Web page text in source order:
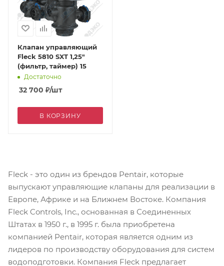
Клапан управляющий
Fleck 5810 SXT 1,25"
(фильтр, таймер) 15
Достаточно
32 700 ₽/шт
В КОРЗИНУ
Fleck - это один из брендов Pentair, которые
выпускают управляющие клапаны для реализации в
Европе, Африке и на Ближнем Востоке. Компания
Fleck Controls, Inc., основанная в Соединенных
Штатах в 1950 г., в 1995 г. была приобретена
компанией Pentair, которая является одним из
лидеров по производству оборудования для систем
водоподготовки. Компания Fleck предлагает